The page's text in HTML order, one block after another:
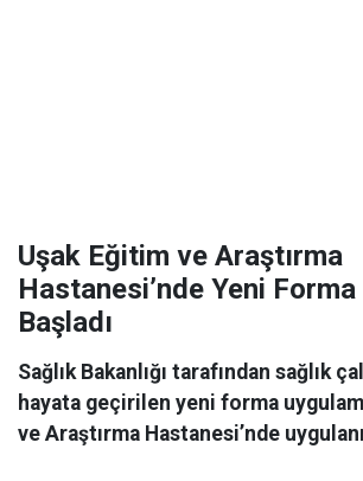
Uşak Eğitim ve Araştırma
Hastanesi’nde Yeni
Başladı
Sağlık Bakanlığı tarafından sağlık
hayata geçirilen yeni forma
ve Araştırma Hastanesi’nde